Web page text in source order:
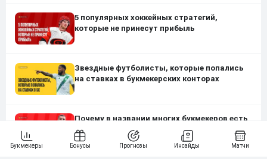
5 популярных хоккейных стратегий,
которые не принесут прибыль
Звездные футболисты, которые попались
на ставках в букмекерских конторах
Почему в названии многих букмекеров есть
число 88